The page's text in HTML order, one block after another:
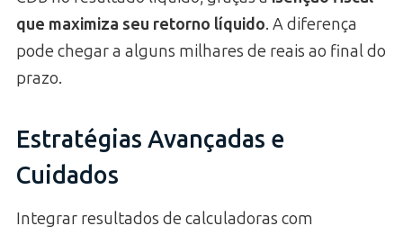
que maximiza seu retorno líquido. A diferença
pode chegar a alguns milhares de reais ao final do
prazo.
Estratégias Avançadas e
Cuidados
Integrar resultados de calculadoras com